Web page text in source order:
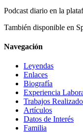
Podcast diario en la
También disponible en
Navegación
Leyendas
Enlaces
Biografía
Experiencia
Trabajos
Artículos
Datos de Interés
Familia